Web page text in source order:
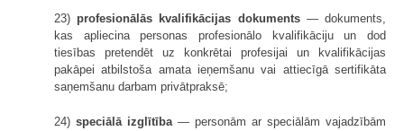
23) profesionālās kvalifikācijas dokuments— dokuments,
kas apliecina personas profesionālo kvalifikāciju un dod
tiesības pretendēt uz konkrētai profesijai un kvalifikācijas
pakāpei atbilstoša amata ieņemšanu vai attiecīgā sertifikāta
saņemšanu darbam privātpraksē;
24) speciālā izglītība— personām ar speciālām vajadzībām